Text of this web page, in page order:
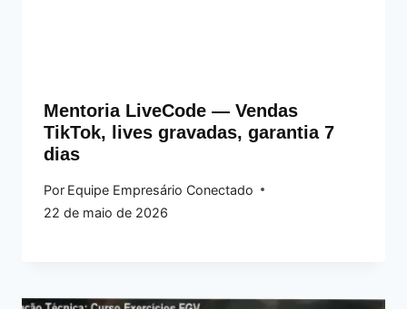
Mentoria LiveCode — Vendas
TikTok, lives gravadas, garantia 7
dias
Por Equipe Empresário Conectado
22 de maio de 2026